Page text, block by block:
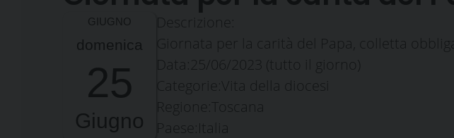
domenica
25
Giugno
Descrizione:
Giornata per la carità del Papa, colletta
Data: 25/06/2023 (tutto il giorno)
Categorie:
Vita della diocesi
Regione:
Toscana
Paese: Italia